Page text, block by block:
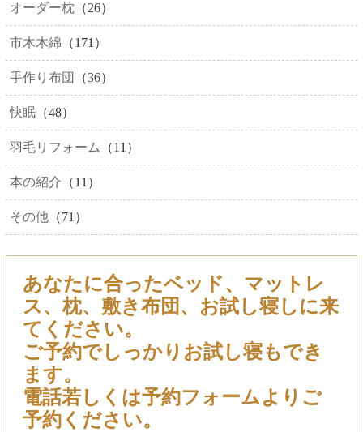
オーダー枕（26）
市木木綿（171）
手作り布団 （36）
快眠（48）
羽毛リフォーム （11）
本の紹介 （11）
その他（71）
あなたに合ったベッド、マットレ
ス、枕、敷き布団、お試し寝しに来
てください。
ご予約でしっかりお試し寝もでき
ます。
電話若しくは予約フォームよりご
予約ください。